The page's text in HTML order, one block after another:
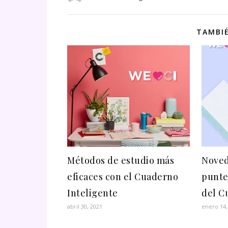
Métodos de estudio más
eficaces con el Cuaderno
Inteligente
abril 30, 2021
del
enero